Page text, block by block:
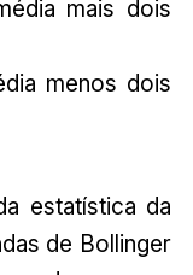
mais dois
menos dois
estatística da
de Bollinger